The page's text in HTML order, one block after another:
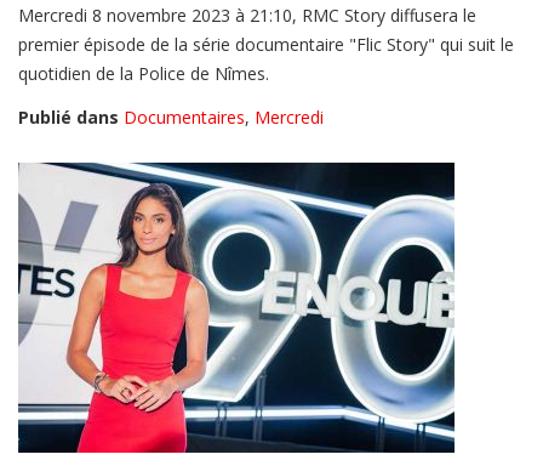
Mercredi 8 novembre 2023 à 21:10, RMC Story diffusera le
premier épisode de la série documentaire "Flic Story" qui suit le
quotidien de la Police de Nîmes.
Publié dans Documentaires, Mercredi